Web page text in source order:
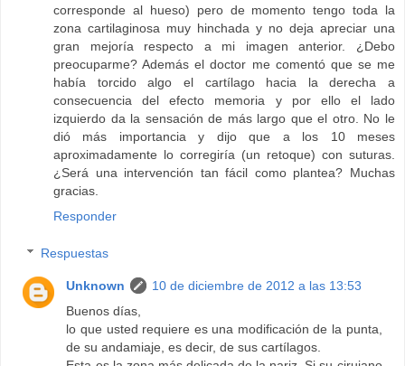
corresponde al hueso) pero de momento tengo toda la
zona cartilaginosa muy hinchada y no deja apreciar una
gran mejoría respecto a mi imagen anterior. ¿Debo
preocuparme? Además el doctor me comentó que se me
había torcido algo el cartílago hacia la derecha a
consecuencia del efecto memoria y por ello el lado
izquierdo da la sensación de más largo que el otro. No le
dió más importancia y dijo que a los 10 meses
aproximadamente lo corregiría (un retoque) con suturas.
¿Será una intervención tan fácil como plantea? Muchas
gracias.
Responder
Respuestas
Unknown
10 de diciembre de 2012 a las 13:53
Buenos días,
lo que usted requiere es una modificación de la punta,
de su andamiaje, es decir, de sus cartílagos.